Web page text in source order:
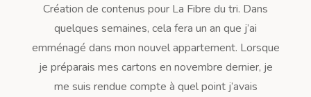
Création de contenus pour La Fibre du tri. Dans
quelques semaines, cela fera un an que j’ai
emménagé dans mon nouvel appartement. Lorsque
je préparais mes cartons en novembre dernier, je
me suis rendue compte à quel point j’avais